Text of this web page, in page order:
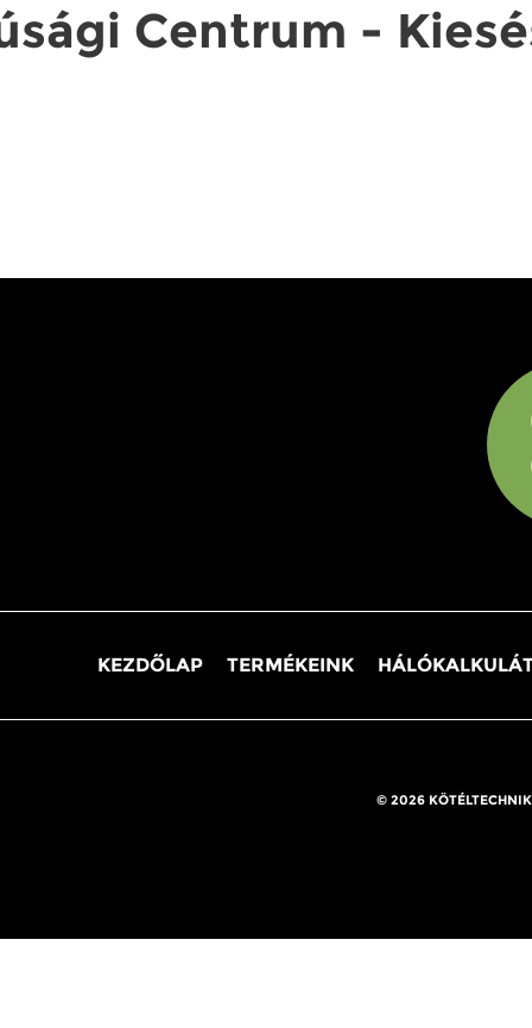
Centrum -
KEZDŐLAP TERMÉKEINK
© 2026